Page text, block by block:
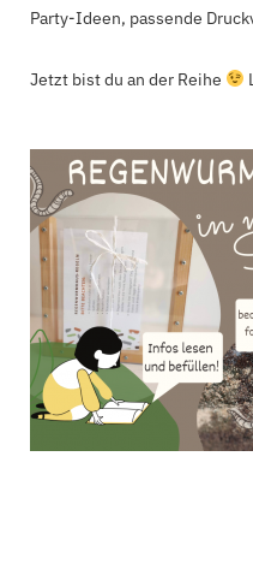
Party-Ideen, passende
Jetzt bist du an der Reihe